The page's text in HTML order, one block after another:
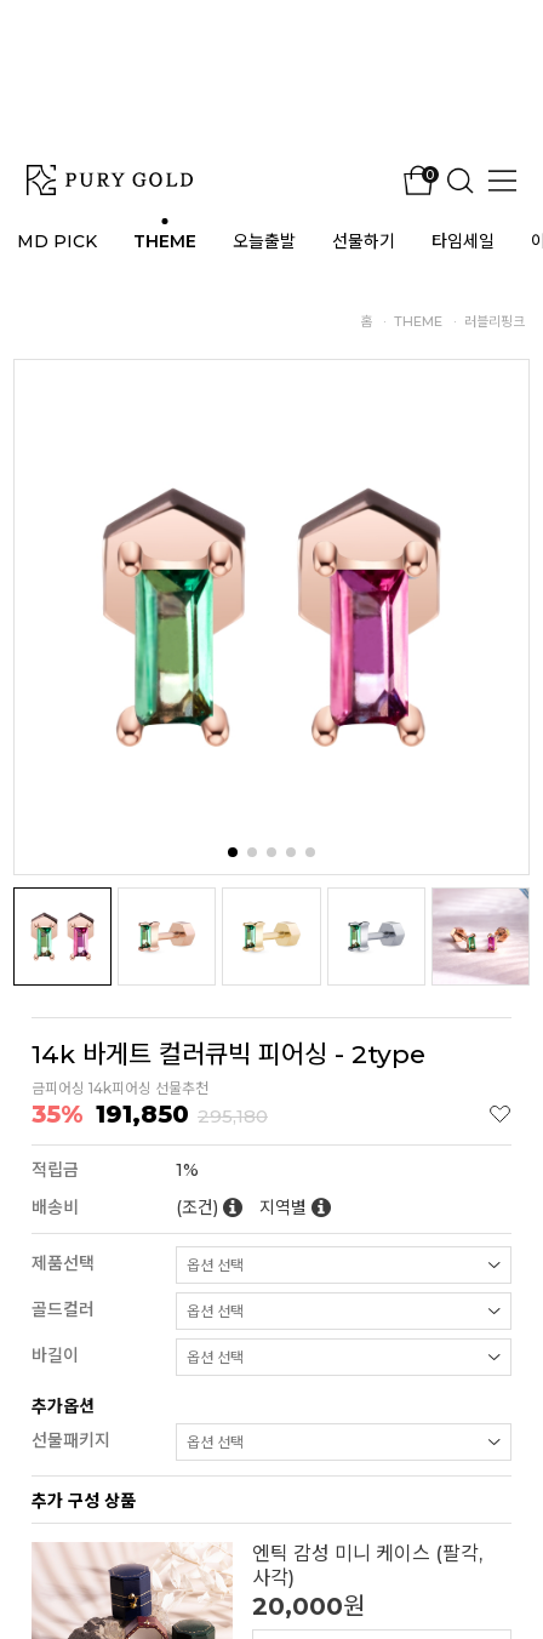
0
MD PICK THEME 오늘출발 선물하기 타임세일
홈 · THEME · 러블리핑크
14k 바게트 컬러큐빅 피어싱 - 2type
금피어싱 14k피어싱 선물추천
35% 191,850 295,180
적립금
1%
배송비
(조건) 지역별
제품선택
골드컬러
바길이
추가옵션
선물패키지
추가 구성 상품
엔틱 감성 미니 케이스 (팔각,
사각)
20,000원